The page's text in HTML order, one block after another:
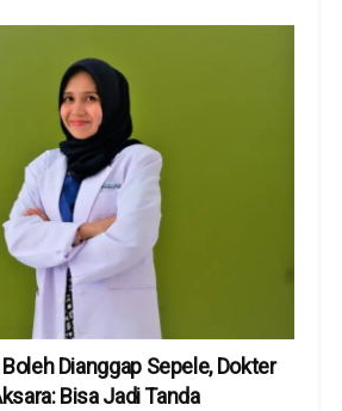
Dianggap Sepele, Dokter
Bisa Jadi Tanda